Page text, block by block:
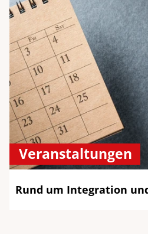
Veranstaltungen
Rund um Integration